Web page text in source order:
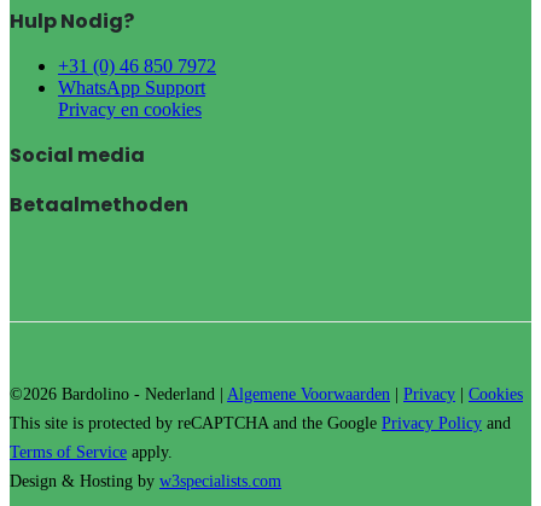
Hulp Nodig?
+31 (0) 46 850 7972
WhatsApp Support
Privacy en cookies
Social media
Betaalmethoden
©2026 Bardolino - Nederland | Algemene Voorwaarden Privacy
Cookies
This site is protected by reCAPTCHA and the Google Privacy Policy and
Terms of Service apply.
Design & Hosting by w3specialists.com